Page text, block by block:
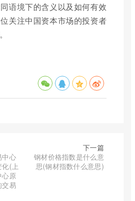
语境下的含义以及如何有效
关注中国资本市场的投资者
中心
(上
心原
易
下一篇
钢材价格指数是什么意
思(钢材指数什么意思)